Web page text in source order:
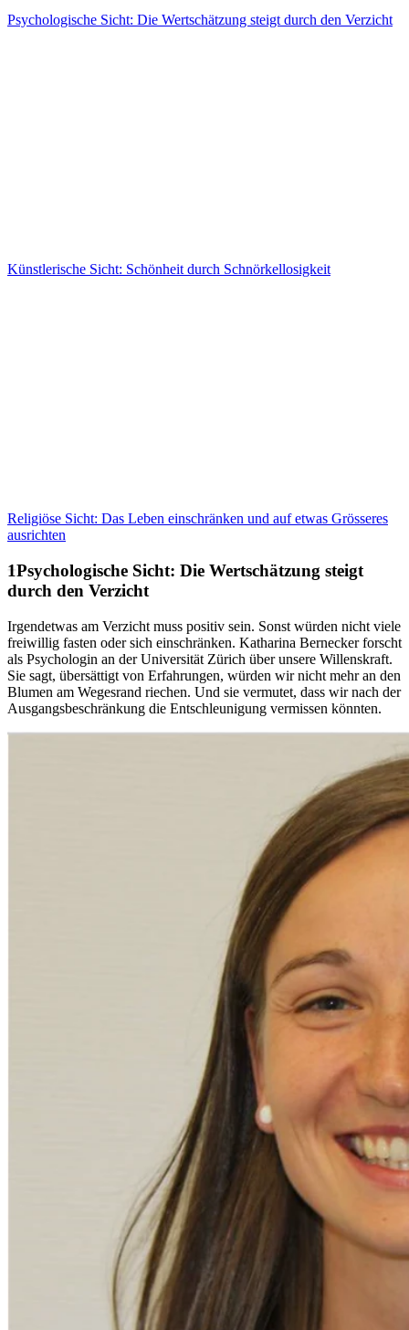
Psychologische Sicht: Die Wertschätzung steigt durch den Verzicht
Künstlerische Sicht: Schönheit durch Schnörkellosigkeit
Religiöse Sicht: Das Leben einschränken und auf etwas Grösseres
ausrichten
Psychologische Sicht: Die Wertschätzung steigt
durch den Verzicht
Irgendetwas am Verzicht muss positiv sein. Sonst würden nicht viele
freiwillig fasten oder sich einschränken. Katharina Bernecker forscht
als Psychologin an der Universität Zürich über unsere Willenskraft.
Sie sagt, übersättigt von Erfahrungen, würden wir nicht mehr an den
Blumen am Wegesrand riechen. Und sie vermutet, dass wir nach der
Ausgangsbeschränkung die Entschleunigung vermissen könnten.